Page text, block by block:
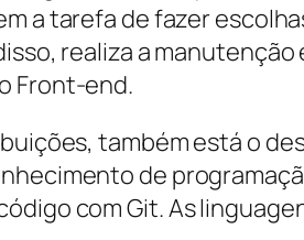
a tarefa de fazer
realiza a
Front-end.
também está o
de
com Git. As